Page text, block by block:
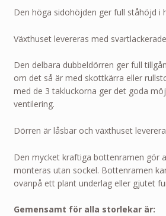
Den höga sidohöjden ger full ståhöjd i
Växthuset levereras med
Den delbara dubbeldörren ger full
om det så är med skottkärra eller
med de 3 takluckorna ger det goda
ventilering.
Dörren är låsbar och växthuset
Den mycket kraftiga bottenramen gör
monteras utan sockel. Bottenramen
ovanpå ett plant underlag eller gjutet
Gemensamt för alla storlekar är: